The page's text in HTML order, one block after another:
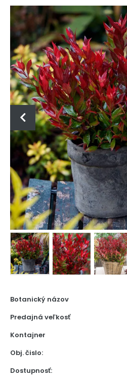
Botanický názov
Predajná veľkosť
Kontajner
Obj. čislo:
Dostupnosť: